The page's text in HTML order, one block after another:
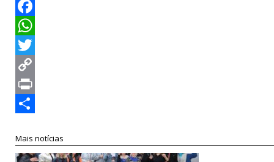
Facebook
WhatsApp
Twitter
Copy
Link
Print
Mais notícias